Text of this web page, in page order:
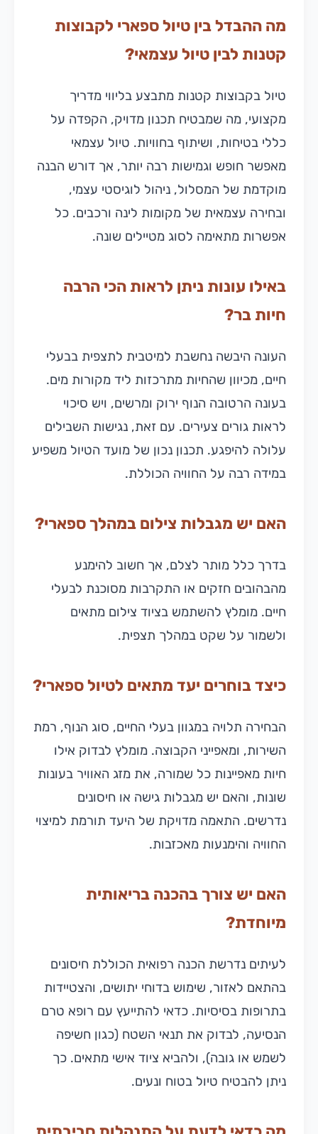
מה ההבדל בין טיול ספארי לקבוצות
קטנות לבין טיול עצמאי?
טיול בקבוצות קטנות מתבצע בליווי מדריך
מקצועי, מה שמבטיח תכנון מדויק, הקפדה על
כללי בטיחות, ושיתוף בחוויות. טיול עצמאי
מאפשר חופש וגמישות רבה יותר, אך דורש הבנה
מוקדמת של המסלול, ניהול לוגיסטי עצמי,
ובחירה עצמאית של מקומות לינה ורכבים. כל
אפשרות מתאימה לסוג מטיילים שונה.
באילו עונות ניתן לראות הכי הרבה
חיות בר?
העונה היבשה נחשבת למיטבית לתצפית בבעלי
חיים, מכיוון שהחיות מתרכזות ליד מקורות מים.
בעונה הרטובה הנוף ירוק ומרשים, ויש סיכוי
לראות גורים צעירים. עם זאת, נגישות השבילים
עלולה להיפגע. תכנון נכון של מועד הטיול משפיע
במידה רבה על החוויה הכוללת.
האם יש מגבלות צילום במהלך ספארי?
בדרך כלל מותר לצלם, אך חשוב להימנע
מהבהובים חזקים או התקרבות מסוכנת לבעלי
חיים. מומלץ להשתמש בציוד צילום מתאים
ולשמור על שקט במהלך תצפית.
כיצד בוחרים יעד מתאים לטיול ספארי?
הבחירה תלויה במגוון בעלי החיים, סוג הנוף, רמת
השירות, ומאפייני הקבוצה. מומלץ לבדוק אילו
חיות מאפיינות כל שמורה, את מזג האוויר בעונות
שונות, והאם יש מגבלות גישה או חיסונים
נדרשים. התאמה מדויקת של היעד תורמת למיצוי
החוויה והימנעות מאכזבות.
האם יש צורך בהכנה בריאותית
מיוחדת?
לעיתים נדרשת הכנה רפואית הכוללת חיסונים
בהתאם לאזור, שימוש בדוחי יתושים, והצטיידות
בתרופות בסיסיות. כדאי להתייעץ עם רופא טרם
הנסיעה, לבדוק את תנאי השטח (כגון חשיפה
לשמש או גובה), ולהביא ציוד אישי מתאים. כך
ניתן להבטיח טיול בטוח ונעים.